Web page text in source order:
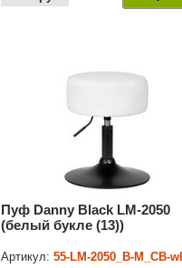
Пуф Danny Black LM-2050
(белый букле (13))
Артикул:55-LM-2050_B-M_CB-